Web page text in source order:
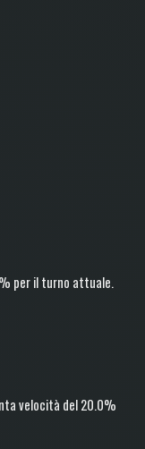
per il turno attuale.
velocità del 20.0%